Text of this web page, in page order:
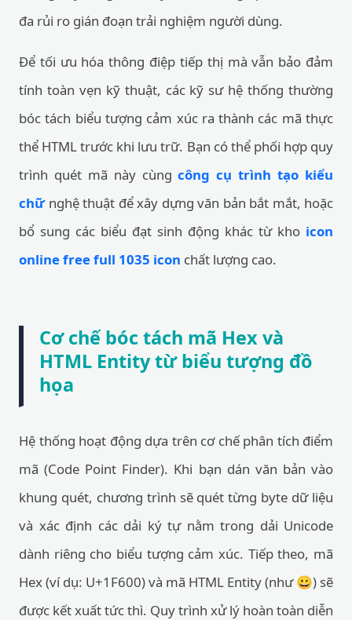
đa rủi ro gián đoạn trải nghiệm người dùng.
Để tối ưu hóa thông điệp tiếp thị mà vẫn bảo đảm
tính toàn vẹn kỹ thuật, các kỹ sư hệ thống thường
bóc tách biểu tượng cảm xúc ra thành các mã thực
thể HTML trước khi lưu trữ. Bạn có thể phối hợp quy
trình quét mã này cùngcông cụ trình tạo kiểu
chữnghệ thuật để xây dựng văn bản bắt mắt, hoặc
bổ sung các biểu đạt sinh động khác từ kho icon
online free full 1035 icon chất lượng cao.
Cơ chế bóc tách mã Hex và
HTML Entity từ biểu tượng đồ
họa
Hệ thống hoạt động dựa trên cơ chế phân tích điểm
mã (Code Point Finder). Khi bạn dán văn bản vào
khung quét, chương trình sẽ quét từng byte dữ liệu
và xác định các dải ký tự nằm trong dải Unicode
dành riêng cho biểu tượng cảm xúc. Tiếp theo, mã
Hex (ví dụ: U+1F600) và mã HTML Entity (như 😀) sẽ
được kết xuất tức thì. Quy trình xử lý hoàn toàn diễn